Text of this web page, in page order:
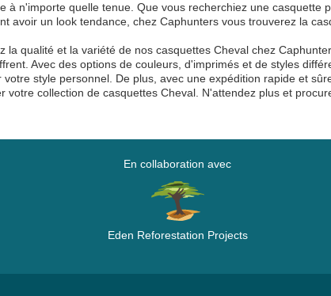
à n'importe quelle tenue. Que vous recherchiez une casquette
avoir un look tendance, chez Caphunters vous trouverez la
la qualité et la variété de nos casquettes Cheval chez
Avec des options de couleurs, d'imprimés et de styles
votre style personnel. De plus, avec une expédition rapide et
votre collection de casquettes Cheval. N'attendez plus et
En collaboration avec
Eden Reforestation Projects